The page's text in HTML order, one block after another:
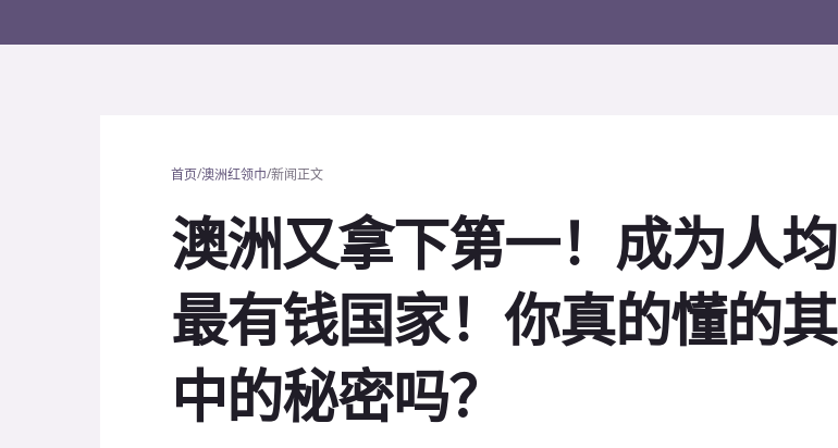
首页/澳洲红领巾/新闻正文
澳洲又拿下第一！成为人均
最有钱国家！你真的懂的其
中的秘密吗？